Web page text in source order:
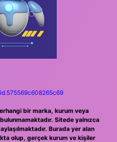
bir marka, kurum veya
Sitede yalnızca
Burada yer alan
olup, gerçek kurum ve kişiler